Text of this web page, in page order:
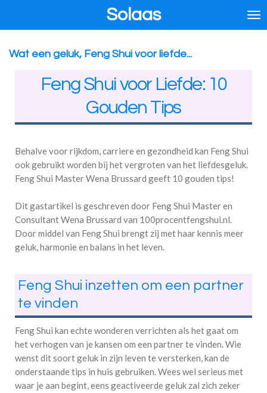
de
Solaas
Wat een geluk, Feng Shui voor liefde...
Feng Shui voor Liefde: 10
Gouden Tips
Behalve voor rijkdom, carriere en gezondheid kan Feng Shui
ook gebruikt worden bij het vergroten van het liefdesgeluk.
Feng Shui Master Wena Brussard geeft 10 gouden tips!
Dit gastartikel is geschreven door Feng Shui Master en
Consultant Wena Brussard van 100procentfengshui.nl.
Door middel van Feng Shui brengt zij met haar kennis meer
geluk, harmonie en balans in het leven.
Feng Shui inzetten om een partner
te vinden
Feng Shui kan echte wonderen verrichten als het gaat om
het verhogen van je kansen om een partner te vinden. Wie
wenst dit soort geluk in zijn leven te versterken, kan de
onderstaande tips in huis gebruiken. Wees wel serieus met
waar je aan begint, eens geactiveerde geluk zal zich zeker